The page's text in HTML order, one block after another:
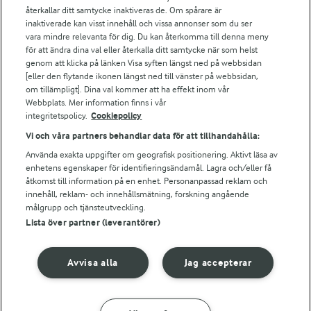
Falbygdens Ost
Arla webbshop
Bildbank
Följ oss
© 2026 Arla Foods
Integritetspolicy
återkallar ditt samtycke inaktiveras de. Om spårare är
inaktiverade kan visst innehåll och vissa annonser som du ser
vara mindre relevanta för dig. Du kan återkomma till denna meny
för att ändra dina val eller återkalla ditt samtycke när som helst
genom att klicka på länken Visa syften längst ned på webbsidan
[eller den flytande ikonen längst ned till vänster på webbsidan,
om tillämpligt]. Dina val kommer att ha effekt inom vår
Webbplats. Mer information finns i vår
integritetspolicy. Cookiepolicy
Vi och våra partners behandlar data för att tillhandahålla:
Använda exakta uppgifter om geografisk positionering. Aktivt läsa av
enhetens egenskaper för identifieringsändamål. Lagra och/eller få
åtkomst till information på en enhet. Personanpassad reklam och
innehåll, reklam- och innehållsmätning, forskning angående
målgrupp och tjänsteutveckling.
Lista över partner (leverantörer)
Jag accepterar
Avvisa alla